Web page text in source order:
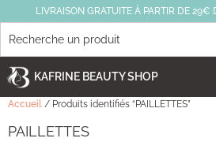
LIVRAISON GRATUITE À PARTIR DE 29€
KAFRINE BEAUTY SHOP
Accueil / Produits identifiés “PAILLETTES”
PAILLETTES